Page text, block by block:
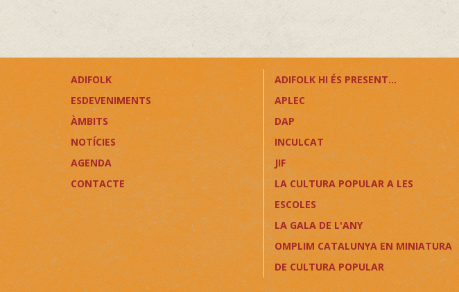
ADIFOLK
ESDEVENIMENTS
ÀMBITS
NOTÍCIES
AGENDA
CONTACTE
ADIFOLK HI ÉS PRESENT...
APLEC
DAP
INCULCAT
JIF
LA CULTURA POPULAR A LES
ESCOLES
LA GALA DE L'ANY
OMPLIM CATALUNYA EN MINIATURA
DE CULTURA POPULAR